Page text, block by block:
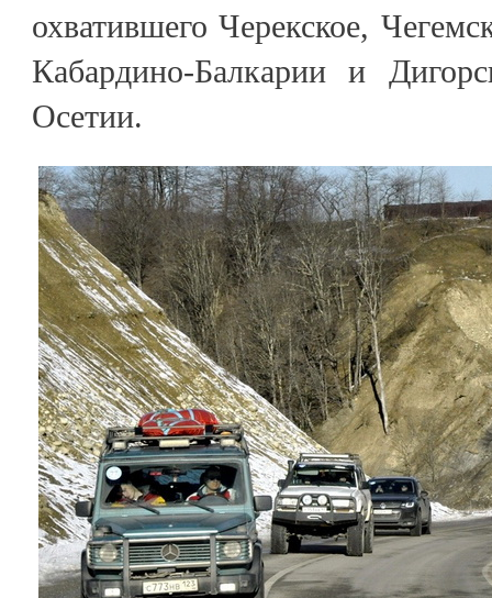
охватившего Черекское,
Кабардино-Балкарии и
Осетии.